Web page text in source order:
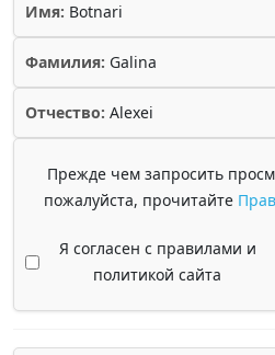
Имя: Botnari
Фамилия: Galina
Отчество: Alexei
Прежде чем запросить
пожалуйста, прочитайте
Я согласен с правилами и
политикой сайта